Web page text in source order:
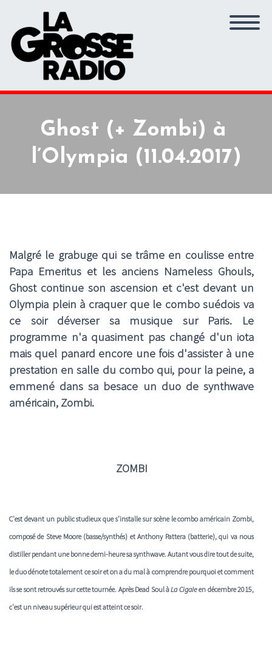
Ghost (+ Zombi) à
l’Olympia (11.04.2017)
Malgré le grabuge qui se trâme en coulisse entre
Papa Emeritus et les anciens Nameless Ghouls,
Ghost continue son ascension et c'est devant un
Olympia plein à craquer que le combo suédois va
ce soir déverser sa musique sur Paris. Le
programme n'a quasiment pas changé d'un iota
mais quel panard encore une fois d'assister à une
prestation en salle du combo qui, pour la peine, a
emmené dans sa besace un duo de synthwave
américain, Zombi.
ZOMBI
C'est devant un public studieux que s'installe sur scène le combo américain Zombi,
composé de Steve Moore(basse/synthés) etAnthony Pattera(batterie), qui va nous
distiller pendant une bonne demi-heure sa synthwave. Autant vous dire tout de suite,
le duo dénote totalement ce soir et on a du mal à comprendre pourquoi et comment
ils se sont retrouvés sur cette tournée. AprèsDead SoulàLa Cigaleen décembre 2015,
c'est un niveau supérieur qui est atteint ce soir.